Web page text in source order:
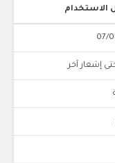
الاستخدام
07/
إشعار آخر